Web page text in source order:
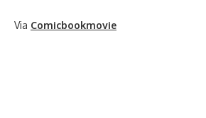
Via Comicbookmovie